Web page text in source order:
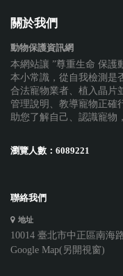
關於我們
動物保護資訊網
本網站讓 ”尊重生命 保護
本小常識，從自我檢測是
合法寵物業者、植入晶片
管理說明、教導寵物正確
助您了解自己、認識寵物
瀏覽人數： 6089221
聯絡我們
地址
10014 臺北市中正區南海
Google Map(另開視窗)